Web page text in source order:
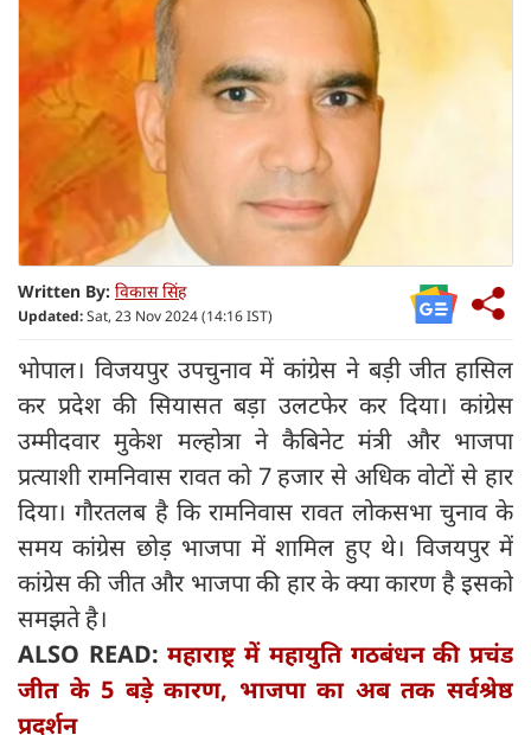
Written By: विकास सिंह
Updated:Sat, 23 Nov 2024 (14:16 IST)
भोपाल। विजयपुर उपचुनाव में कांग्रेस ने बड़ी जीत हासिल
कर प्रदेश की सियासत बड़ा उलटफेर कर दिया। कांग्रेस
उम्मीदवार मुकेश मल्होत्रा ने कैबिनेट मंत्री और भाजपा
प्रत्याशी रामनिवास रावत को 7 हजार से अधिक वोटों से हार
दिया। गौरतलब है कि रामनिवास रावत लोकसभा चुनाव के
समय कांग्रेस छोड़ भाजपा में शामिल हुए थे। विजयपुर में
कांग्रेस की जीत और भाजपा की हार के क्या कारण है इसको
समझते है।
ALSO READ:महाराष्ट्र में महायुति गठबंधन की प्रचंड
जीत के 5 बड़े कारण, भाजपा का अब तक सर्वश्रेष्ठ
प्रदर्शन